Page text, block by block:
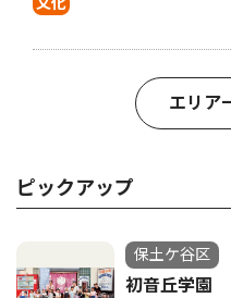
エリア
ピックアップ
保土ケ谷区
初音丘学園